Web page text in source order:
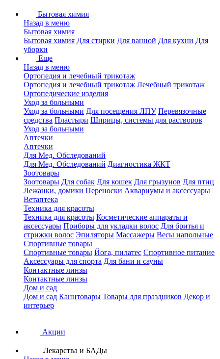
Бытовая химия
Назад в меню
Бытовая химия
Бытовая химия Для стирки Для ванной Для кухни Для
уборки
Еще
Назад в меню
Ортопедия и лечебный трикотаж
Ортопедия и лечебный трикотаж Лечебный трикотаж
Ортопедические изделия
Уход за больными
Уход за больными Для посещения ЛПУ Перевязочные
средства Пластыри Шприцы, системы для растворов
Уход за больными
Аптечки
Аптечки
Для Мед. Обследований
Для Мед. Обследований Диагностика ЖКТ
Зоотовары
Зоотовары Для собак Для кошек Для грызунов Для птиц
Лежанки, домики Переноски Аквариумы и аксессуары
Ветаптека
Техника для красоты
Техника для красоты Косметические аппараты и
аксессуары Приборы для укладки волос Для бритья и
стрижки волос Эпиляторы Массажеры Весы напольные
Спортивные товары
Спортивные товары Йога, пилатес Спортивное питание
Аксессуары для спорта Для бани и сауны
Контактные линзы
Контактные линзы
Дом и сад
Дом и сад Канцтовары Товары для праздников Декор и
интерьер
Акции
Лекарства и БАДы